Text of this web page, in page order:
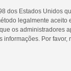
dos Estados
legalmente
os
Por